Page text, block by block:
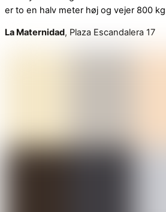
er to en halv meter høj og vejer 800
La Maternidad, Plaza Escandalera 17